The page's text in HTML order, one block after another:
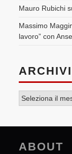
Mauro Rubichi
Massimo
lavoro” con
ARCHIVI
ABOUT